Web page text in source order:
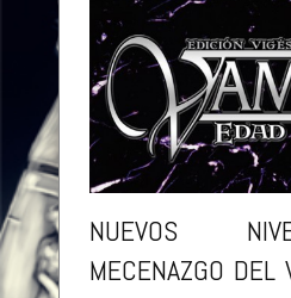
Browse: Home
VEO20
NUEVOS
MECENAZGO DEL